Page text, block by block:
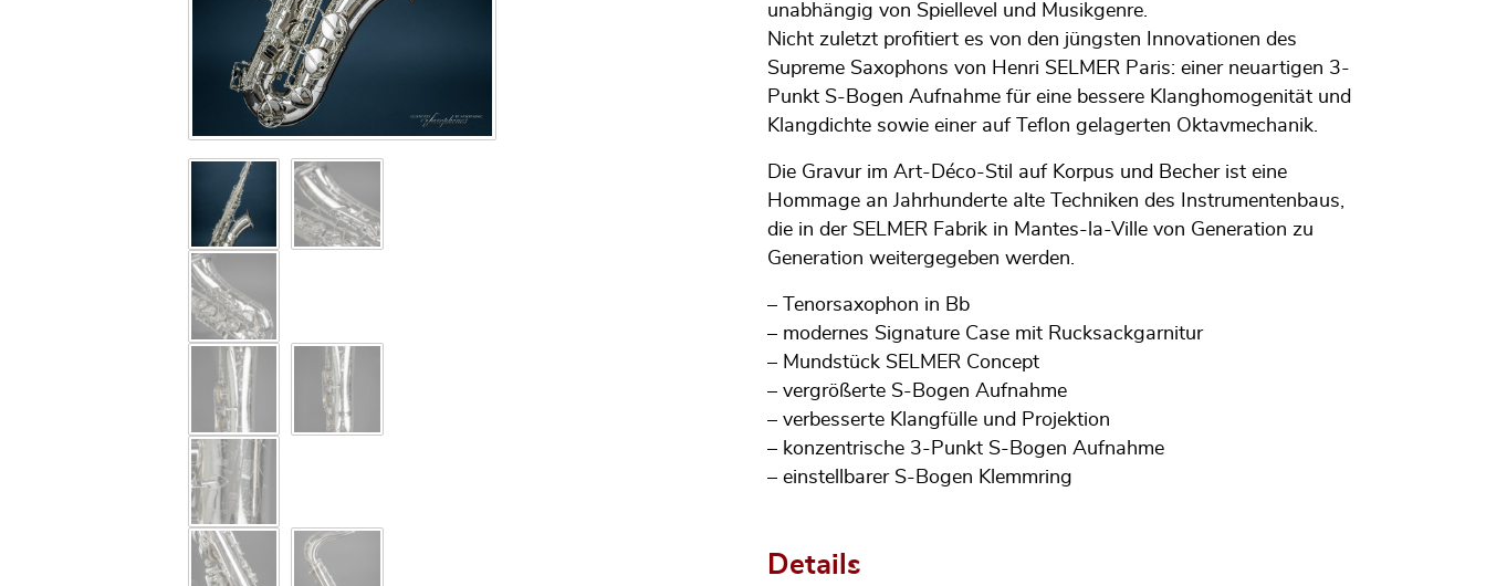
unabhängig von Spiellevel und Musikgenre.
Nicht zuletzt profitiert es von den jüngsten Innovationen des
Supreme Saxophons von Henri SELMER Paris: einer neuartigen 3-
Punkt S-Bogen Aufnahme für eine bessere Klanghomogenität und
Klangdichte sowie einer auf Teflon gelagerten Oktavmechanik.
Die Gravur im Art-Déco-Stil auf Korpus und Becher ist eine
Hommage an Jahrhunderte alte Techniken des Instrumentenbaus,
die in der SELMER Fabrik in Mantes-la-Ville von Generation zu
Generation weitergegeben werden.
– Tenorsaxophon in Bb
– modernes Signature Case mit Rucksackgarnitur
– Mundstück SELMER Concept
– vergrößerte S-Bogen Aufnahme
– verbesserte Klangfülle und Projektion
– konzentrische 3-Punkt S-Bogen Aufnahme
– einstellbarer S-Bogen Klemmring
Details